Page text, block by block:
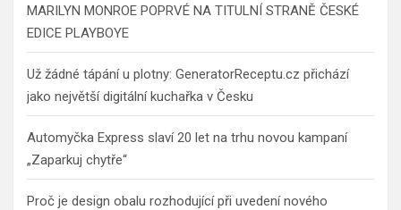
MARILYN MONROE POPRVÉ NA TITULNÍ STRANĚ ČESKÉ
EDICE PLAYBOYE
Už žádné tápání u plotny: GeneratorReceptu.cz přichází
jako největší digitální kuchařka v Česku
Automyčka Express slaví 20 let na trhu novou kampaní
„Zaparkuj chytře“
Proč je design obalu rozhodující při uvedení nového